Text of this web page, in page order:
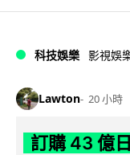
科技娛樂 影視娛
Lawton 20 小時
訂購 43 億